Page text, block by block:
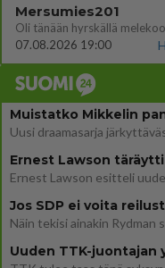
Mersumies201
07.08.2026 19:00
Muistatko Mikkelin